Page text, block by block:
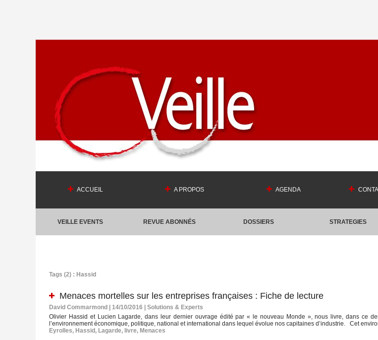
ACCUEIL A PROPOS AGENDA
VEILLE EVENTS REVUE ABONNÉS DOSSIERS STRATEGIES
Tags (2) : Hassid
Menaces mortelles sur les entreprises françaises : Fiche de lecture
David Commarmond | 14/10/2016
Solutions & Experts
Olivier Hassid et Lucien Lagarde, dans leur dernier ouvrage édité par « le nouveau Monde », nous livre, dans ce
l’environnement économique, politique, national et international dans lequel évolue nos capitaines d’industrie. Cet
Eyrolles, Hassid , Lagarde, livre, Menaces